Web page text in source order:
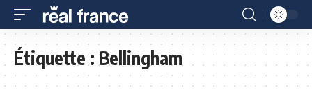
Étiquette :Bellingham